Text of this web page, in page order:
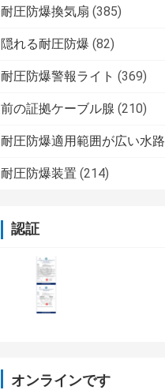
耐圧防爆換気扇 (385)
隠れる耐圧防爆 (82)
耐圧防爆警報ライト (369)
前の証拠ケーブル腺 (210)
耐圧防爆適用範囲が広い水路
耐圧防爆装置 (214)
認証
オンラインです